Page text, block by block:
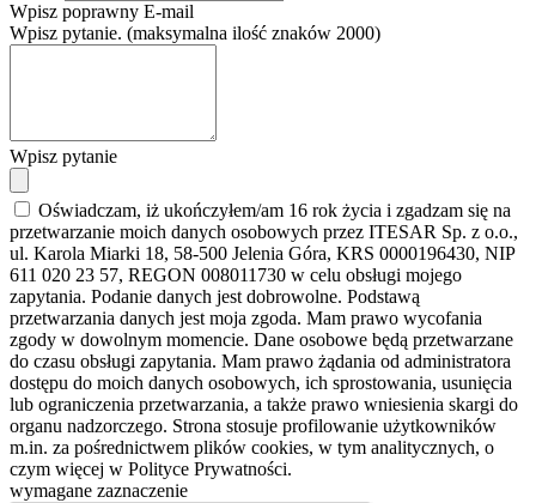
Wpisz poprawny E-mail
Wpisz pytanie. (maksymalna ilość znaków 2000)
Wpisz pytanie
Oświadczam, iż ukończyłem/am 16 rok życia i zgadzam się na
przetwarzanie moich danych osobowych przez ITESAR Sp. z o.o.,
ul. Karola Miarki 18, 58-500 Jelenia Góra, KRS 0000196430, NIP
611 020 23 57, REGON 008011730 w celu obsługi mojego
zapytania. Podanie danych jest dobrowolne. Podstawą
przetwarzania danych jest moja zgoda. Mam prawo wycofania
zgody w dowolnym momencie. Dane osobowe będą przetwarzane
do czasu obsługi zapytania. Mam prawo żądania od administratora
dostępu do moich danych osobowych, ich sprostowania, usunięcia
lub ograniczenia przetwarzania, a także prawo wniesienia skargi do
organu nadzorczego. Strona stosuje profilowanie użytkowników
m.in. za pośrednictwem plików cookies, w tym analitycznych, o
czym więcej w Polityce Prywatności.
wymagane zaznaczenie